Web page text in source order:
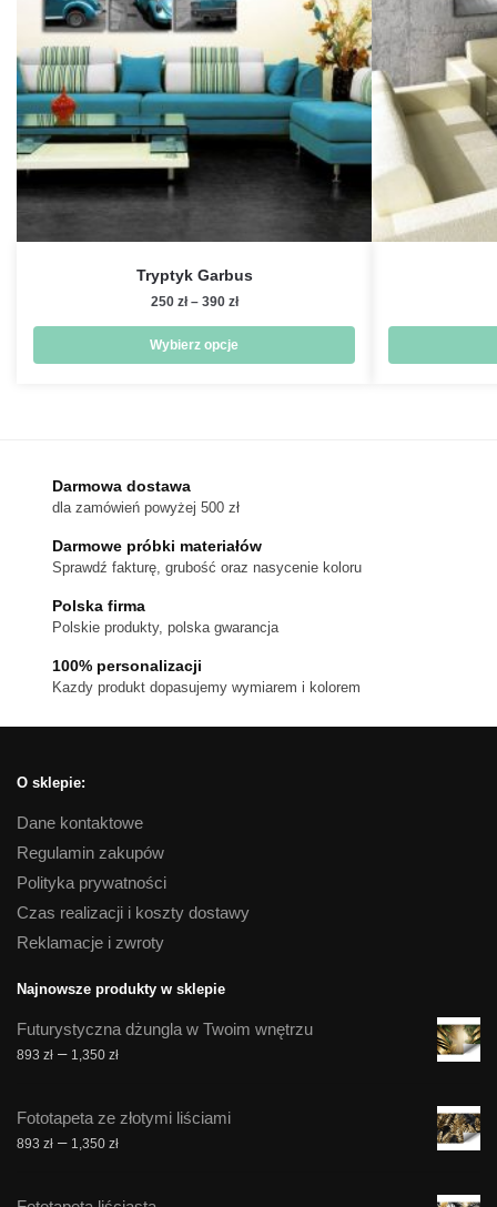
Tryptyk Garbus
250 zł – 390 złZakres
od
250 zł
Wybierz opcje
Opcje
można
wybrać
stronie
Darmowa dostawa
dla zamówień powyżej 500 zł
Darmowe próbki materiałów
Sprawdź fakturę, grubość oraz nasycenie koloru
Polska firma
Polskie produkty, polska gwarancja
100% personalizacji
Kazdy produkt dopasujemy wymiarem i kolorem
O sklepie:
Dane kontaktowe
Regulamin zakupów
Polityka prywatności
Czas realizacji i koszty dostawy
Reklamacje i zwroty
Najnowsze produkty w sklepie
Futurystyczna dżungla w Twoim wnętrzu
893 zł – 1,350 złZakres
893 zł
do
Fototapeta ze złotymi liściami
893 zł – 1,350 złZakres